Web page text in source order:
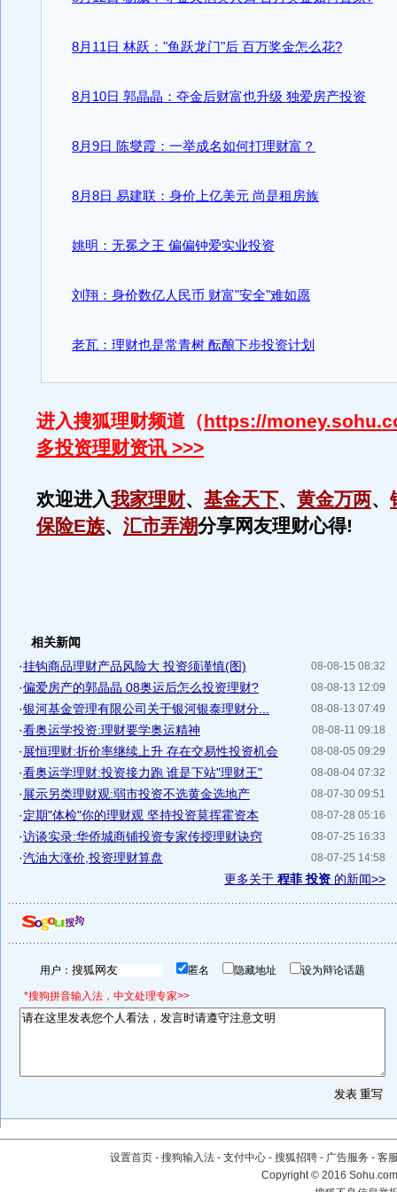
8月11日 林跃："鱼跃龙门"后 百万奖金怎么花?
8月10日 郭晶晶：夺金后财富也升级 独爱房产投资
8月9日 陈燮霞：一举成名如何打理财富？
8月8日 易建联：身价上亿美元 尚是租房族
姚明：无冕之王 偏偏钟爱实业投资
刘翔：身价数亿人民币 财富"安全"难如愿
老瓦：理财也是常青树 酝酿下步投资计划
进入搜狐理财频道（https://
多投资理财资讯 >>>
欢迎进入我家理财、 基金天下、 黄金万两、
保险E族、 汇市弄潮分享网友理财心得!
相关新闻
08-08-15 08:32
·挂钩商品理财产品风险大 投资须谨慎(图)
08-08-13 12:09
·偏爱房产的郭晶晶 08奥运后怎么投资理财?
08-08-13 07:49
·银河基金管理有限公司关于银河银泰理财分...
08-08-11 09:18
·看奥运学投资:理财要学奥运精神
08-08-05 09:29
· 展恒理财:折价率继续上升 存在交易性投资机会
08-08-04 07:32
·看奥运学理财:投资接力跑 谁是下站"理财王"
08-07-30 09:51
· 展示另类理财观:弱市投资不选黄金选地产
08-07-28 05:16
·定期"体检"你的理财观 坚持投资莫挥霍资本
08-07-25 16:33
·访谈实录:华侨城商铺投资专家传授理财诀窍
08-07-25 14:58
·汽油大涨价,投资理财算盘
更多关于 程菲 投资 的新闻>>
用户： 匿名 隐藏地址 设为辩论话题
*搜狗拼音输入法，中文处理专家>>
设置首页 - 搜狗输入法 - 支付中心 - 搜狐招聘 - 广告服务 - 客
Copyright©2016